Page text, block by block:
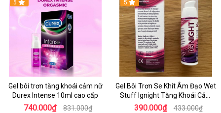
5
Gel bôi trơn tăng khoái cảm nữ
Durex Intense 10ml cao cấp
740.000₫ 831.000₫
5
Gel Bôi Trơn Se Khít Âm Đạo Wet
Stuff Ignight Tăng Khoái Cảm
Cho Nữ Chai 30ml
390.000₫ 433.000₫